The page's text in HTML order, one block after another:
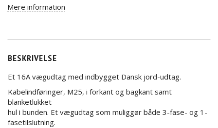
Mere information
BESKRIVELSE
Et 16A vægudtag med indbygget Dansk jord-udtag.
Kabelindføringer, M25, i forkant og bagkant samt
blanketlukket
hul i bunden. Et vægudtag som muliggør både 3-fase- og 1-
fasetilslutning.